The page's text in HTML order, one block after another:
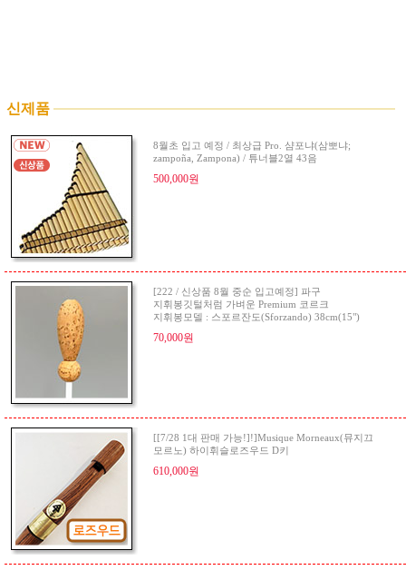
신제품
8월초 입고 예정 / 최상급 Pro. 샴포냐(삼뽀냐;
zampoña, Zampona) / 튜너블2열 43음
500,000원
[222 / 신상품 8월 중순 입고예정] 파구
지휘봉깃털처럼 가벼운 Premium 코르크
지휘봉모델 : 스포르잔도(Sforzando) 38cm(15")
70,000원
[[7/28 1대 판매 가능!]!]Musique Morneaux(뮤지끄
모르노) 하이휘슬로즈우드 D키
610,000원